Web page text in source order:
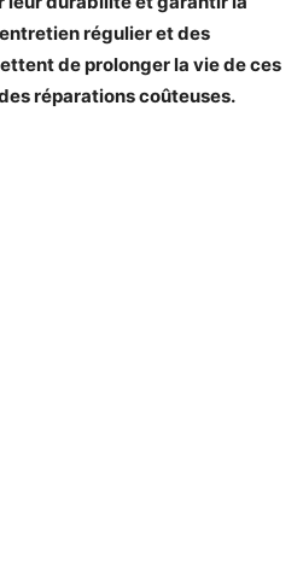
régulier et des
de prolonger la vie de ces
réparations coûteuses.